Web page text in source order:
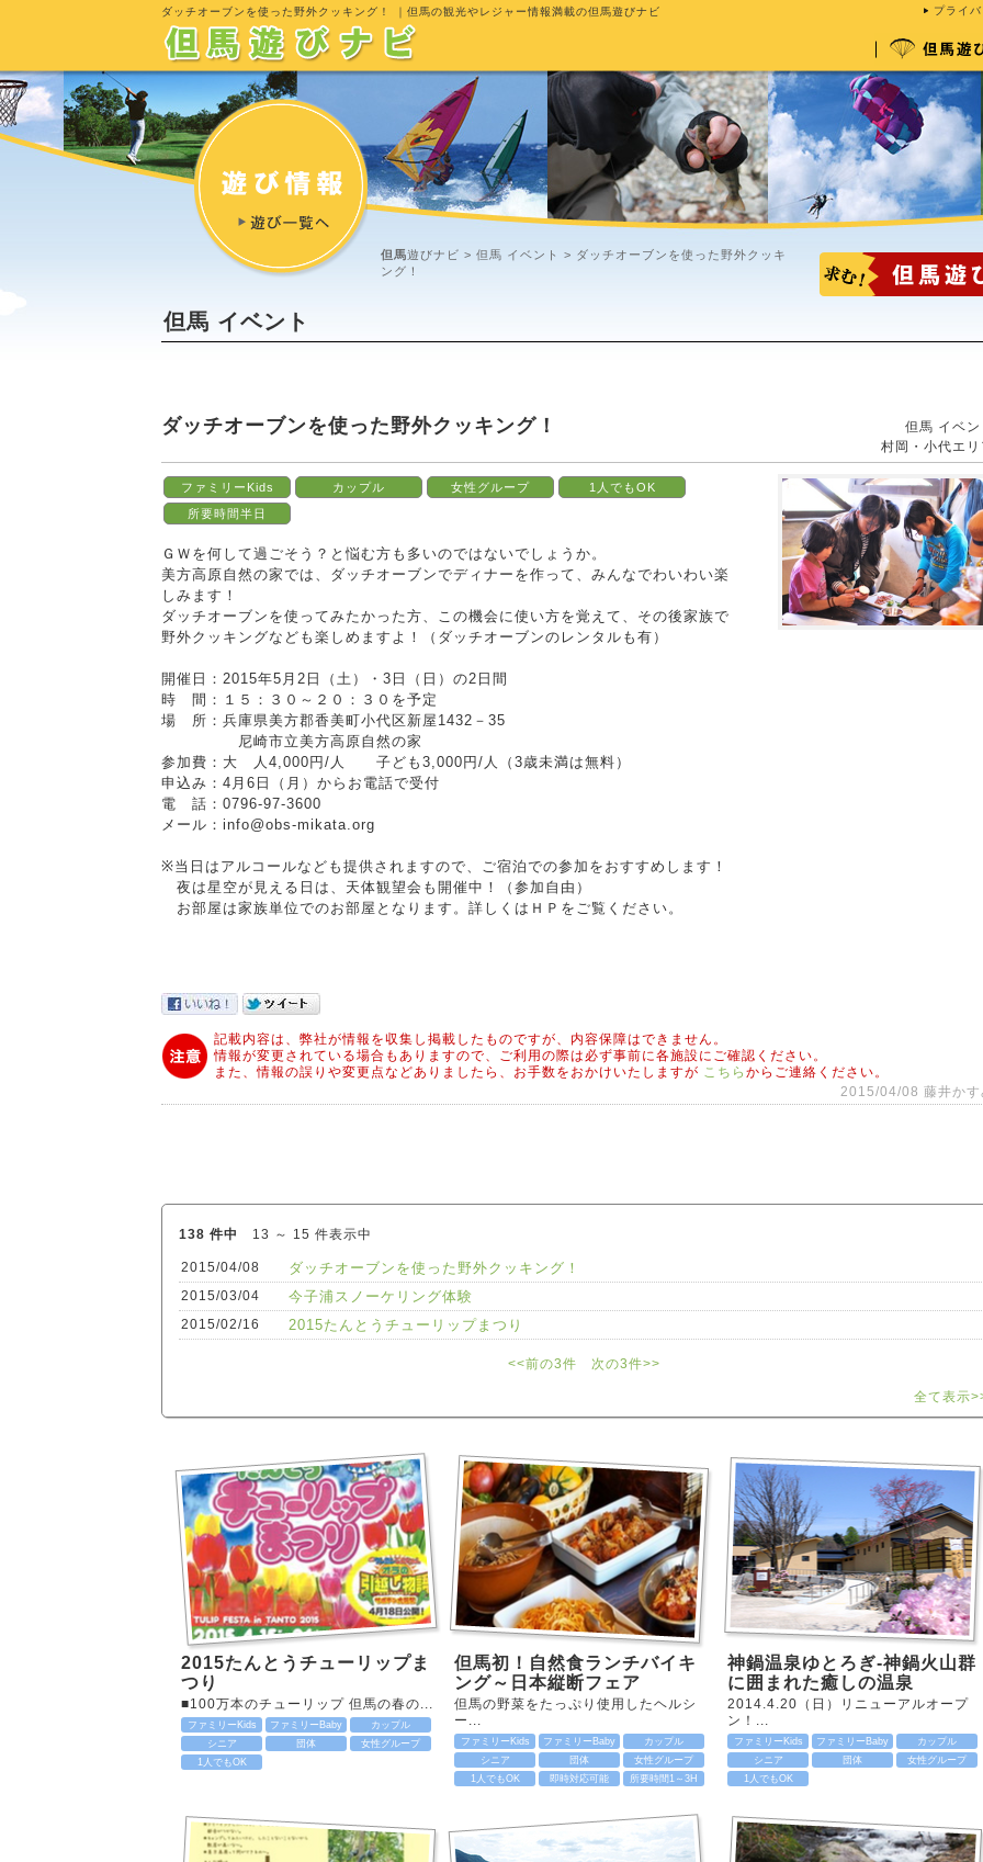
ダッチオーブンを使った野外クッキング！ ｜但馬の観光やレジャー情報満載の但馬遊びナビ プライ
但馬遊びナビ > 但馬 イベント
> ダッチオーブンを使った野外クッキ
ング！
但馬 イベント
ダッチオーブンを使った野外クッキング！
但馬 イベ
村岡・小代エ
ファミリーKids カップル 女性グループ
1人でもOK
所要時間半日
ＧＷを何して過ごそう？と悩む方も多いのではないでしょうか。
美方高原自然の家では、ダッチオーブンでディナーを作って、みんなでわいわい楽
しみます！
ダッチオーブンを使ってみたかった方、この機会に使い方を覚えて、その後家族で
野外クッキングなども楽しめますよ！（ダッチオーブンのレンタルも有）
開催日：2015年5月2日（土）・3日（日）の2日間
時 間：１５：３０～２０：３０を予定
場 所：兵庫県美方郡香美町小代区新屋1432－35
尼崎市立美方高原自然の家
参加費：大 人4,000円/人 子ども3,000円/人（3歳未満は無料）
申込み：4月6日（月）からお電話で受付
電 話：0796‐97‐3600
メール：info@obs-mikata.org
※当日はアルコールなども提供されますので、ご宿泊での参加をおすすめします！
夜は星空が見える日は、天体観望会も開催中！（参加自由）
お部屋は家族単位でのお部屋となります。詳しくはＨＰをご覧ください。
記載内容は、弊社が情報を収集し掲載したものですが、内容保障はできません。
情報が変更されている場合もありますので、ご利用の際は必ず事前に各施設にご確認ください。
また、情報の誤りや変更点などありましたら、お手数をおかけいたしますが こちら からご連絡ください。
2015/04/08 藤井かす
138 件中 13 ～ 15 件表示中
2015/04/08 ダッチオーブンを使った野外クッキング！
2015/03/04 今子浦スノーケリング体験
2015/02/16 2015たんとうチューリップまつり
<<前の3件 次の3件>>
全て表示
2015たんとうチューリップま
つり
■100万本のチューリップ 但馬の春の...
ファミリーKids ファミリーBaby
カップル
シニア
団体
女性グループ
1人でもOK
但馬初！自然食ランチバイキ
ング～日本縦断フェア
但馬の野菜をたっぷり使用したヘルシ
ー...
ファミリーKids ファミリーBaby
カップル
シニア
団体
女性グループ
1人でもOK
即時対応可能 所要時間1～3H
神鍋温泉ゆとろぎ-神鍋火山群
に囲まれた癒しの温泉
2014.4.20（日）リニューアルオープ
ン！...
ファミリーKids ファミリーBaby
カップル
シニア
団体
女性グループ
1人でもOK